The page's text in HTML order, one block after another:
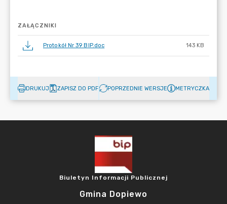
ZAŁĄCZNIKI
Protokół Nr 39 BIP.doc 143 KB
DRUKUJ ZAPISZ DO PDF POPRZEDNIE WERSJE METRYCZKA
Biuletyn Informacji Publicznej
Gmina Dopiewo